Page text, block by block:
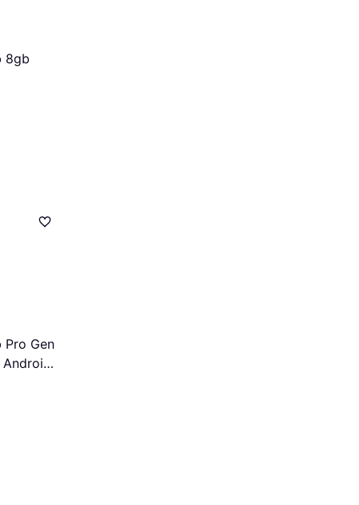
8gb
Pro Gen
Android